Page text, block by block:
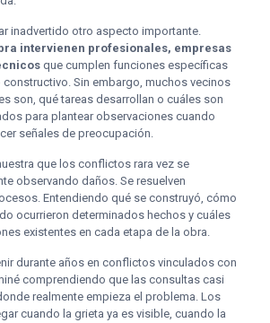
inadvertido otro aspecto importante.
intervienen profesionales, empresas
que cumplen funciones específicas
Sin embargo, muchos vecinos
son, qué tareas desarrollan o cuáles son
para plantear observaciones cuando
señales de preocupación.
que los conflictos rara vez se
observando daños. Se resuelven
Entendiendo qué se construyó, cómo
ocurrieron determinados hechos y cuáles
existentes en cada etapa de la obra.
durante años en conflictos vinculados con
comprendiendo que las consultas casi
realmente empieza el problema. Los
cuando la grieta ya es visible, cuando la